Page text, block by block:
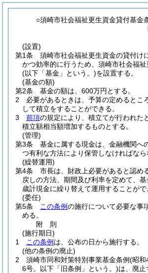
○須崎市社会福祉更生資金貸付基金
(設置)
第1条
須崎市社会福祉更生資金の貸付け
かつ効率的に行うため、須崎市社会福
(以下「基金」という。)を設置する。
(基金の額)
第2条
基金の額は、600万円とする。
2
必要があるときは、予算の定めるとこ
して積立をすることができる。
3
前項の規定により、積立てが行われた
積立額相当額増加するものとする。
(管理)
第3条
基金に属する現金は、金融機関へ
つ有利な方法により保管しなければなら
(繰替運用)
第4条
市長は、財政上必要があると認め
戻しの方法、期間及び利率を定めて、
歳計現金に繰り替えて運用することがで
(委任)
第5条
この条例の施行について必要な事
める。
附 則
(施行期日)
1
この条例 は、公布の日から施行する。
(他の条例の廃止)
2
須崎市同和対策特別事業基金条例(昭和
6号。以下「旧条例」という。)は、廃止